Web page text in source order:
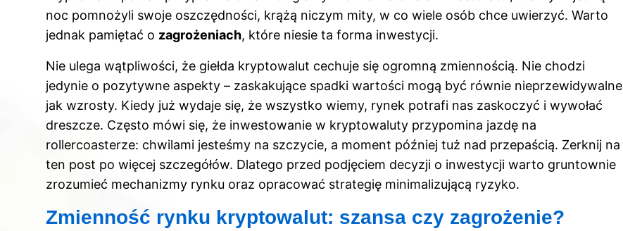
noc pomnożyli swoje oszczędności, krążą niczym mity, w co wiele osób chce uwierzyć. Warto
jednak pamiętać o zagrożeniach, które niesie ta forma inwestycji.
Nie ulega wątpliwości, że giełda kryptowalut cechuje się ogromną zmiennością. Nie chodzi
jedynie o pozytywne aspekty – zaskakujące spadki wartości mogą być równie nieprzewidywalne
jak wzrosty. Kiedy już wydaje się, że wszystko wiemy, rynek potrafi nas zaskoczyć i wywołać
dreszcze. Często mówi się, że inwestowanie w kryptowaluty przypomina jazdę na
rollercoasterze: chwilami jesteśmy na szczycie, a moment później tuż nad przepaścią. Zerknij na
ten post po więcej szczegółów. Dlatego przed podjęciem decyzji o inwestycji warto gruntownie
zrozumieć mechanizmy rynku oraz opracować strategię minimalizującą ryzyko.
Zmienność rynku kryptowalut: szansa czy zagrożenie?